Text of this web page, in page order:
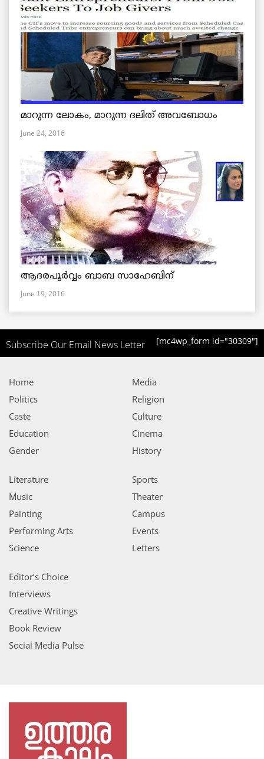
മാറുന്ന ലോകം, മാറുന്ന ദലിത് അവബോധം
June 24, 2016
ആദരപൂര്‍വ്വം ബാബ സാഹേബിന്
June 19, 2016
Subscribe Our Email News Letter [mc4wp_form id="30309"]
Home
Politics
Caste
Education
Gender
Media
Religion
Culture
Cinema
History
Literature
Music
Painting
Performing Arts
Science
Sports
Theater
Campus
Events
Letters
Editor’s Choice
Interviews
Creative Writings
Book Review
Social Media Pulse